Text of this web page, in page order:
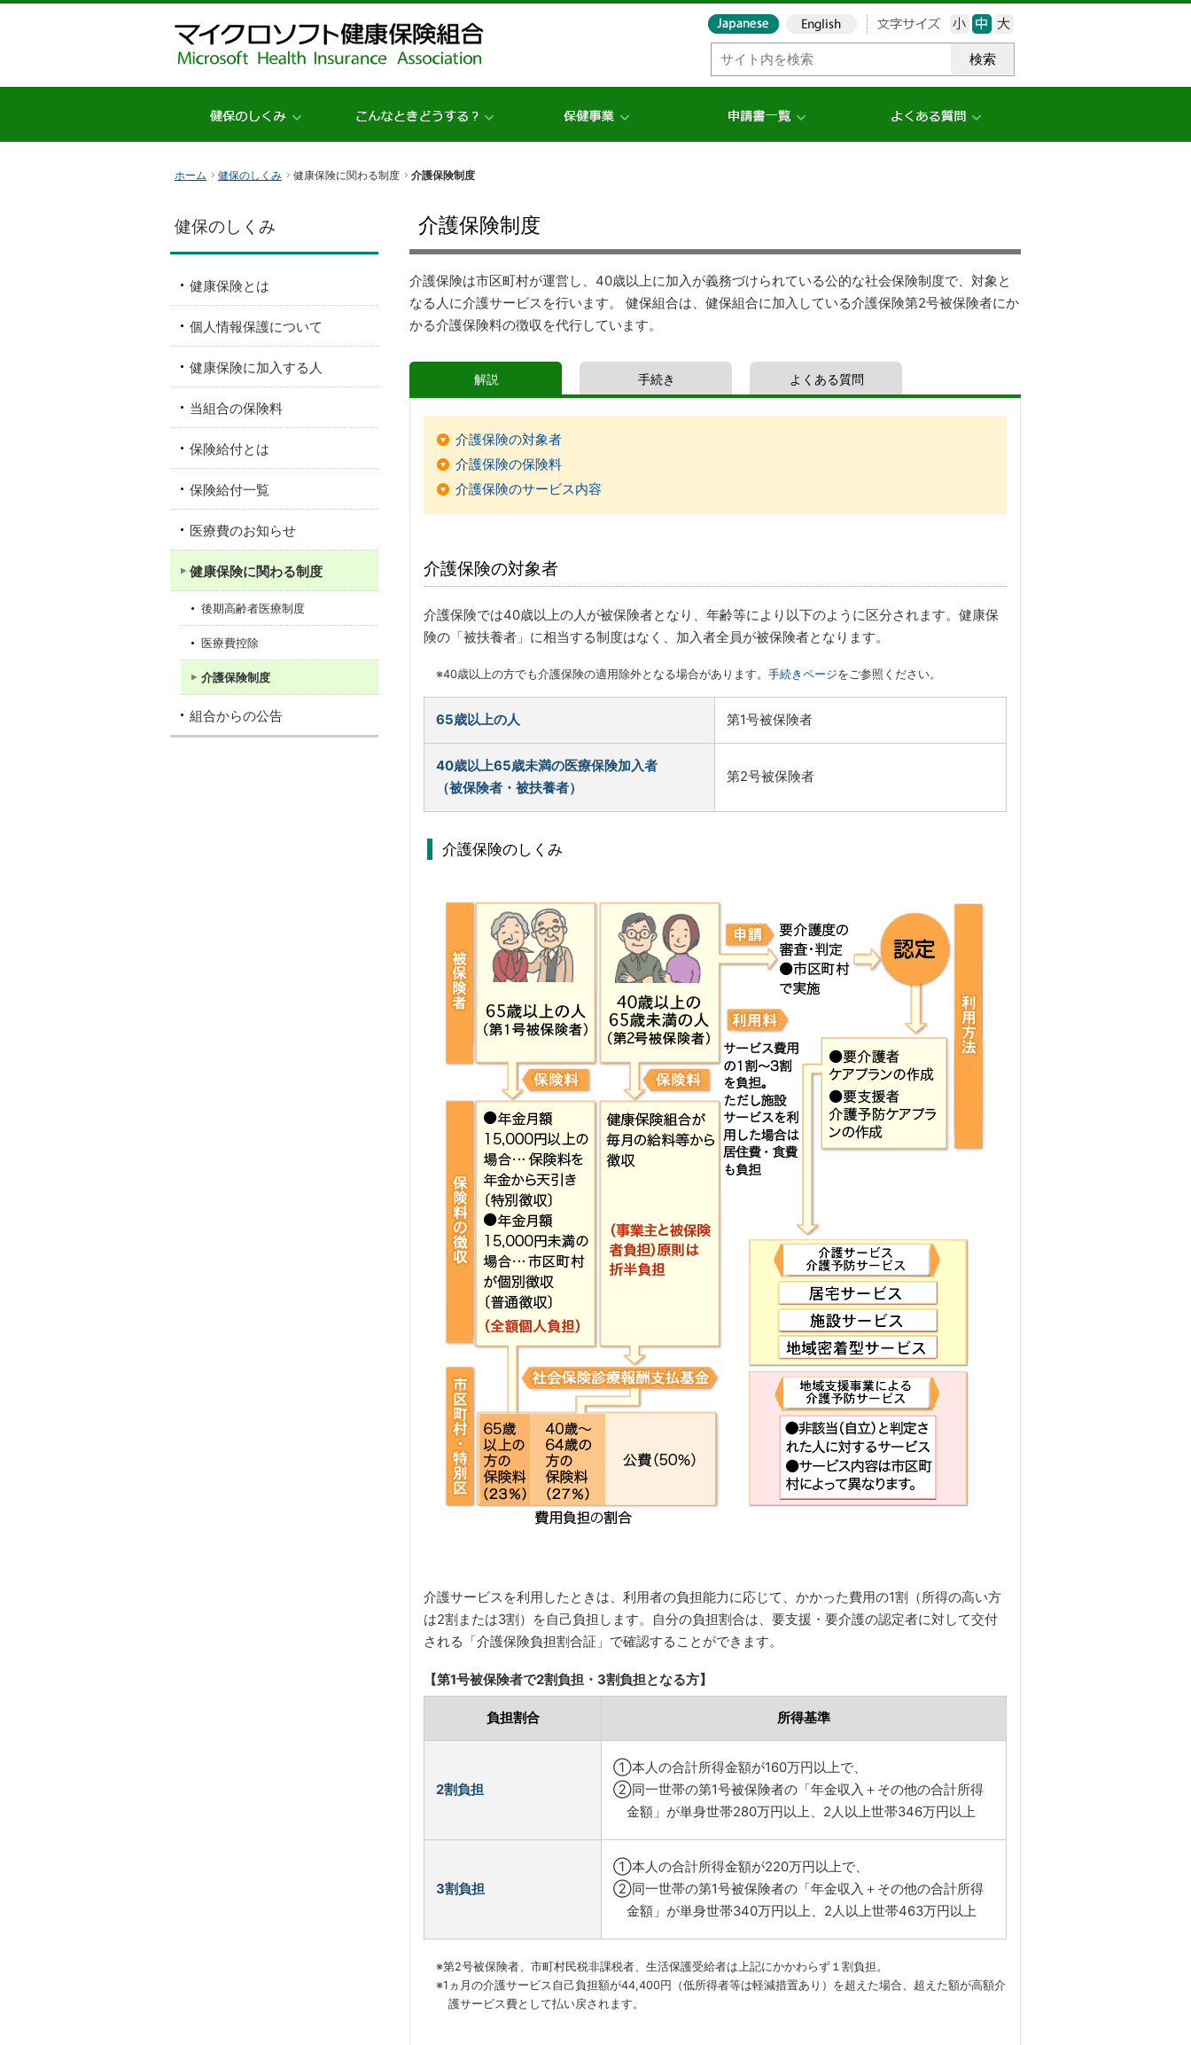
検索
ホーム 健保のしくみ 健康保険に関わる制度 介護保険制度
介護保険制度
介護保険は市区町村が運営し、40歳以上に加入が義務づけられている公的な社会保険制度で、対象と
なる人に介護サービスを行います。 健保組合は、健保組合に加入している介護保険第2号被保険者にか
かる介護保険料の徴収を代行しています。
解説 手続き よくある質問
介護保険の対象者
介護保険の保険料
介護保険のサービス内容
介護保険の対象者
介護保険では40歳以上の人が被保険者となり、年齢等により以下のように区分されます。健康保
険の「被扶養者」に相当する制度はなく、加入者全員が被保険者となります。
※40歳以上の方でも介護保険の適用除外となる場合があります。手続きページをご参照ください。
65歳以上の人 第1号被保険者
40歳以上65歳未満の医療保険加入者
（被保険者・被扶養者）
第2号被保険者
介護保険のしくみ
介護サービスを利用したときは、利用者の負担能力に応じて、かかった費用の1割（所得の高い方
は2割または3割）を自己負担します。自分の負担割合は、要支援・要介護の認定者に対して交付
される「介護保険負担割合証」で確認することができます。
【第1号被保険者で2割負担・3割負担となる方】
負担割合 所得基準
2割負担
①本人の合計所得金額が160万円以上で、
②同一世帯の第1号被保険者の「年金収入＋その他の合計所得
金額」が単身世帯280万円以上、2人以上世帯346万円以上
3割負担
①本人の合計所得金額が220万円以上で、
②同一世帯の第1号被保険者の「年金収入＋その他の合計所得
金額」が単身世帯340万円以上、2人以上世帯463万円以上
※第2号被保険者、市町村民税非課税者、生活保護受給者は上記にかかわらず１割負担。
※1ヵ月の介護サービス自己負担額が44,400円（低所得者等は軽減措置あり）を超えた場合、超えた額が高額介
護サービス費として払い戻されます。
健保のしくみ
健康保険とは
個人情報保護について
健康保険に加入する人
当組合の保険料
保険給付とは
保険給付一覧
医療費のお知らせ
健康保険に関わる制度
後期高齢者医療制度
医療費控除
介護保険制度
組合からの公告